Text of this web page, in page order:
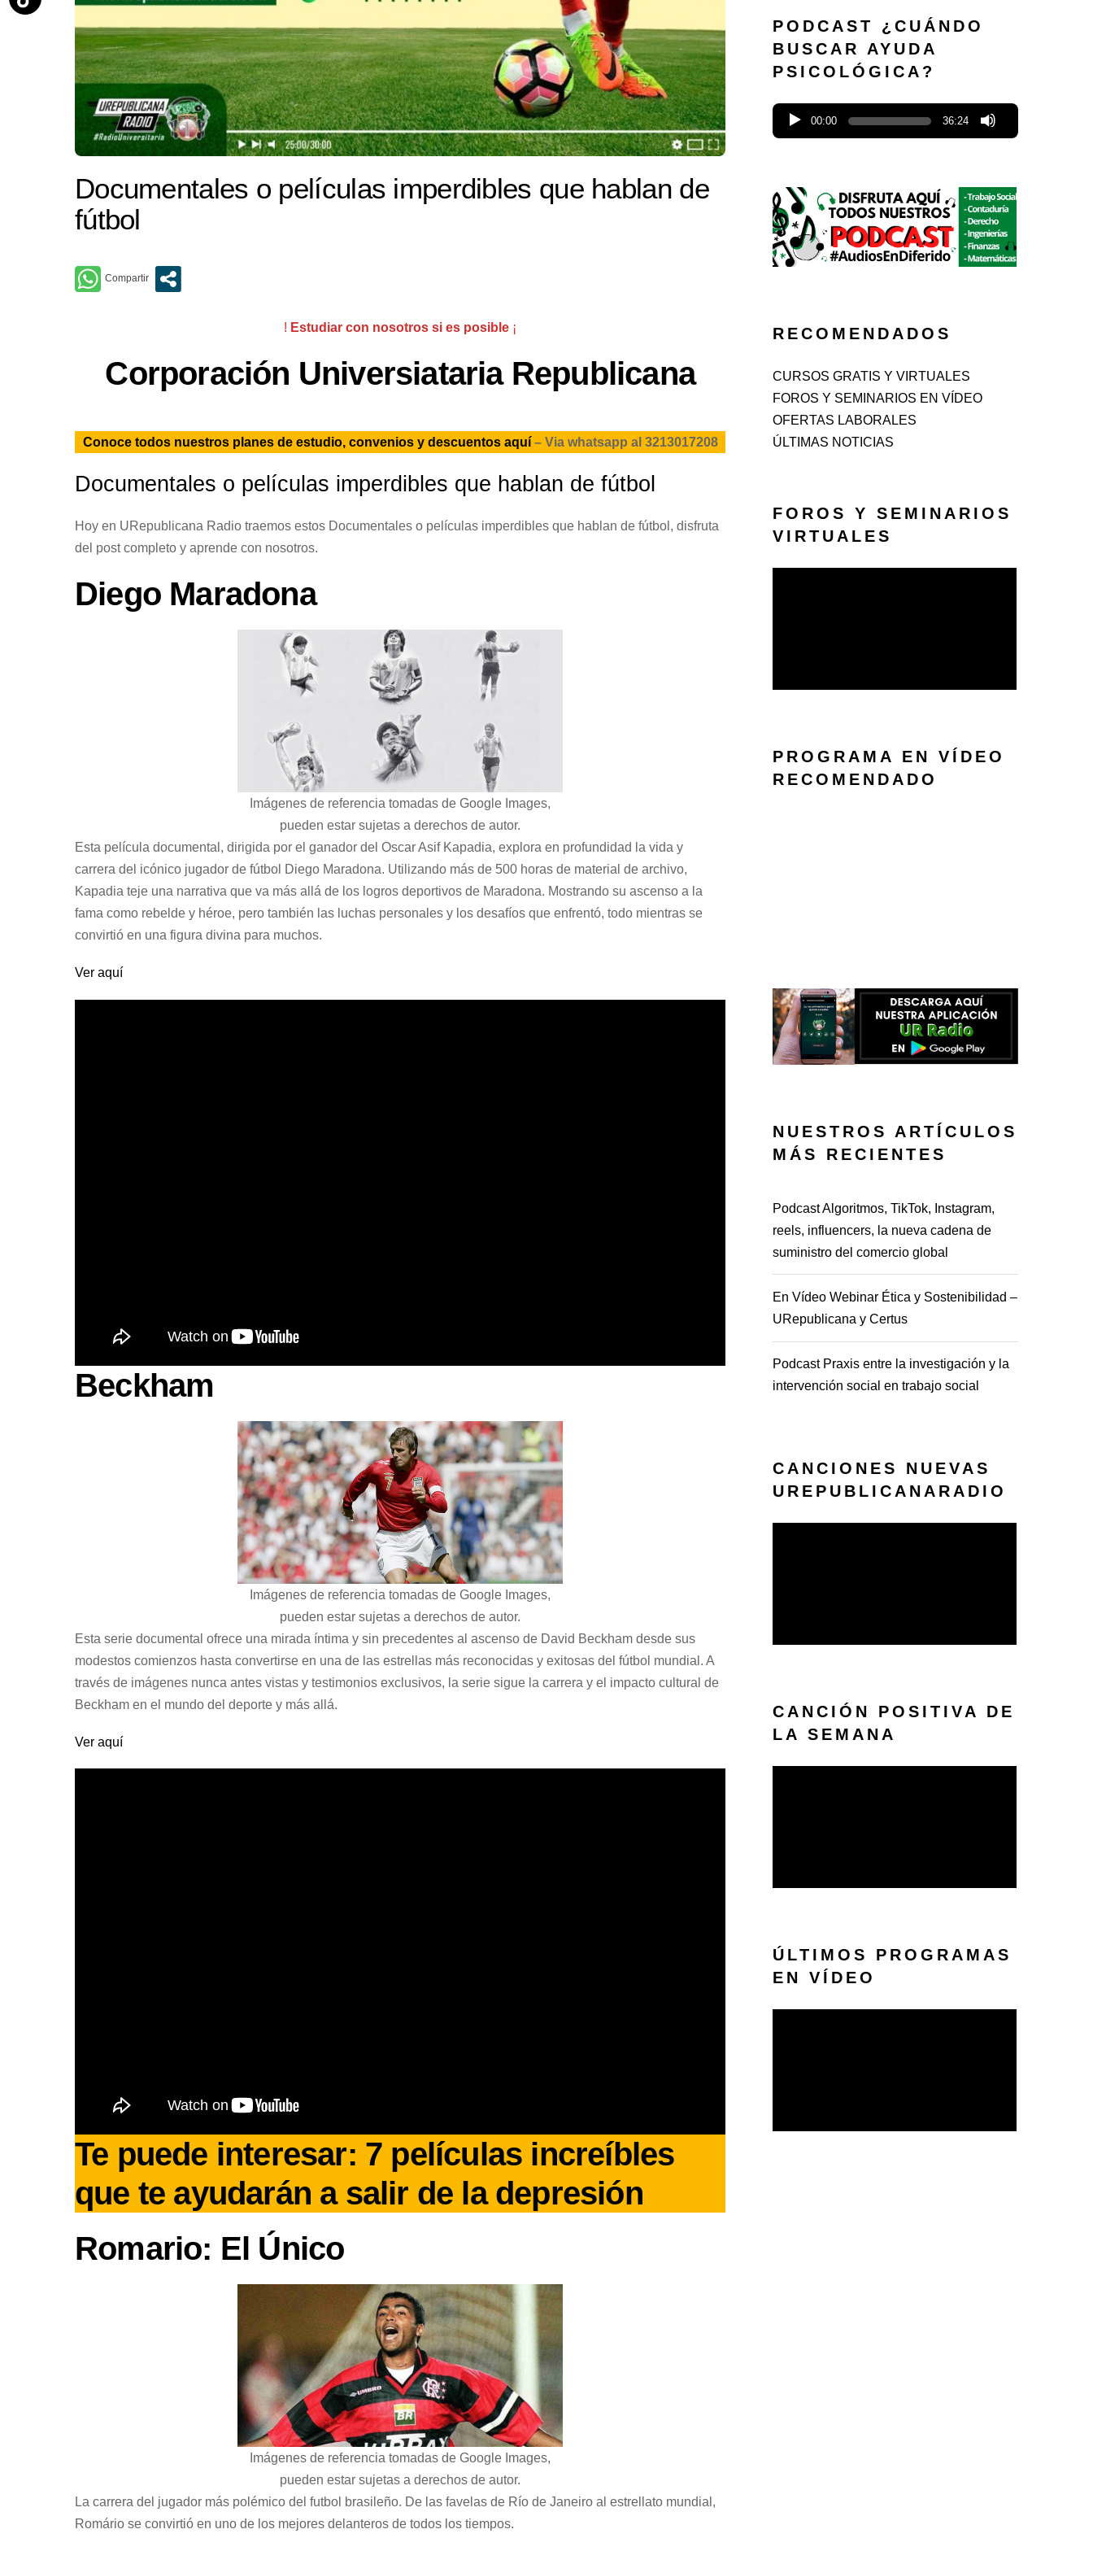
Documentales o películas imperdibles que hablan de
fútbol
! Estudiar con nosotros si es posible ¡
Corporación Universiataria Republicana
Conoce todos nuestros planes de estudio, convenios y descuentos aquí– Via whatsapp al 3213017208
Documentales o películas imperdibles que hablan de fútbol
Hoy en URepublicana Radio traemos estos Documentales o películas imperdibles que hablan de fútbol, disfruta
del post completo y aprende con nosotros.
Diego Maradona
Imágenes de referencia tomadas de Google Images,
pueden estar sujetas a derechos de autor.
Esta película documental, dirigida por el ganador del Oscar Asif Kapadia, explora en profundidad la vida y
carrera del icónico jugador de fútbol Diego Maradona. Utilizando más de 500 horas de material de archivo,
Kapadia teje una narrativa que va más allá de los logros deportivos de Maradona. Mostrando su ascenso a la
fama como rebelde y héroe, pero también las luchas personales y los desafíos que enfrentó, todo mientras se
convirtió en una figura divina para muchos.
Ver aquí
Beckham
Imágenes de referencia tomadas de Google Images,
pueden estar sujetas a derechos de autor.
Esta serie documental ofrece una mirada íntima y sin precedentes al ascenso de David Beckham desde sus
modestos comienzos hasta convertirse en una de las estrellas más reconocidas y exitosas del fútbol mundial. A
través de imágenes nunca antes vistas y testimonios exclusivos, la serie sigue la carrera y el impacto cultural de
Beckham en el mundo del deporte y más allá.
Ver aquí
Te puede interesar: 7 películas increíbles
que te ayudarán a salir de la depresión
Romario: El Único
Imágenes de referencia tomadas de Google Images,
pueden estar sujetas a derechos de autor.
La carrera del jugador más polémico del futbol brasileño. De las favelas de Río de Janeiro al estrellato mundial,
Romário se convirtió en uno de los mejores delanteros de todos los tiempos.
PODCAST ¿CUÁNDO
BUSCAR AYUDA
PSICOLÓGICA?
00:00 36:24
RECOMENDADOS
CURSOS GRATIS Y VIRTUALES
FOROS Y SEMINARIOS EN VÍDEO
OFERTAS LABORALES
ÚLTIMAS NOTICIAS
FOROS Y SEMINARIOS
VIRTUALES
PROGRAMA EN VÍDEO
RECOMENDADO
NUESTROS ARTÍCULOS
MÁS RECIENTES
Podcast Algoritmos, TikTok, Instagram,
reels, influencers, la nueva cadena de
suministro del comercio global
En Vídeo Webinar Ética y Sostenibilidad –
URepublicana y Certus
Podcast Praxis entre la investigación y la
intervención social en trabajo social
CANCIONES NUEVAS
UREPUBLICANARADIO
CANCIÓN POSITIVA DE
LA SEMANA
ÚLTIMOS PROGRAMAS
EN VÍDEO